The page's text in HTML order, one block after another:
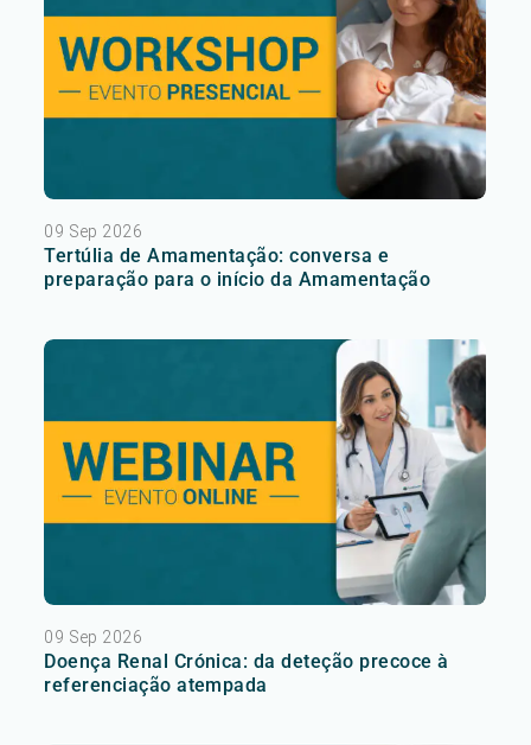
09 Sep 2026
Tertúlia de Amamentação: conversa e
preparação para o início da Amamentação
09 Sep 2026
Doença Renal Crónica: da deteção precoce à
referenciação atempada